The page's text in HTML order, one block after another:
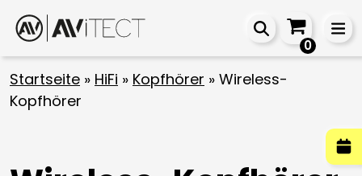
0
Startseite » HiFi » Kopfhörer » Wireless-
Kopfhörer